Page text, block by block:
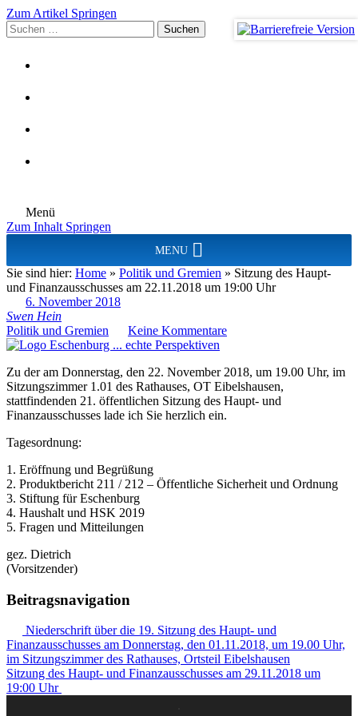
Zum Artikel Springen
Suchen
nach:
Menü
Zum Inhalt Springen
MENU
Sie sind hier: Home » Politik und Gremien » Sitzung des Haupt-
und Finanzausschusses am 22.11.2018 um 19:00 Uhr
6. November 2018
Swen Hein
Politik und Gremien
Keine Kommentare
Zu der am Donnerstag, den 22. November 2018, um 19.00 Uhr, im
Sitzungszimmer 1.01 des Rathauses, OT Eibelshausen,
stattfindenden 21. öffentlichen Sitzung des Haupt- und
Finanzausschusses lade ich Sie herzlich ein.
Tagesordnung:
1. Eröffnung und Begrüßung
2. Produktbericht 211 / 212 – Öffentliche Sicherheit und Ordnung
3. Stiftung für Eschenburg
4. Haushalt und HSK 2019
5. Fragen und Mitteilungen
gez. Dietrich
(Vorsitzender)
Beitragsnavigation
Niederschrift über die 19. Sitzung des Haupt- und
Finanzausschusses am Donnerstag, den 01.11.2018, um 19.00 Uhr,
im Sitzungszimmer des Rathauses, Ortsteil Eibelshausen
Sitzung des Haupt- und Finanzausschusses am 29.11.2018 um
19:00 Uhr